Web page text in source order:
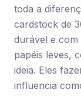
toda a
cardstock de
durável e
papéis leves,
ideia. Eles
influencia